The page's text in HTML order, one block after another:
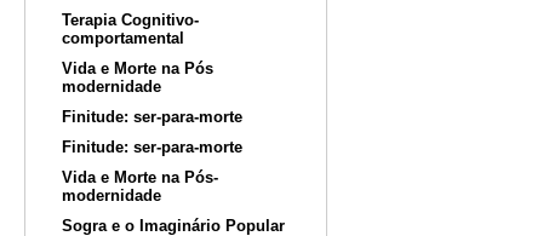
Terapia Cognitivo-
comportamental
Vida e Morte na Pós
modernidade
Finitude: ser-para-morte
Finitude: ser-para-morte
Vida e Morte na Pós-
modernidade
Sogra e o Imaginário Popular